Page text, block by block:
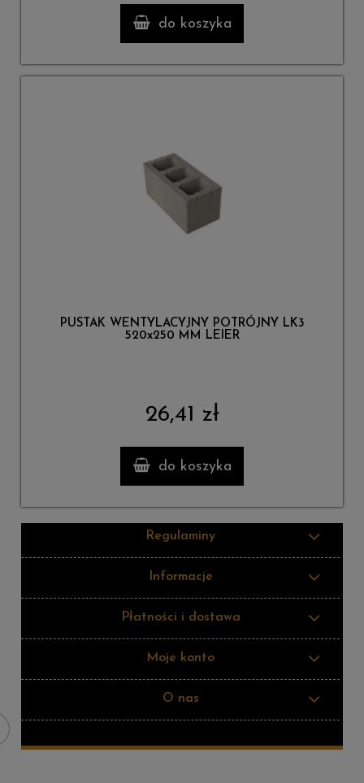
do koszyka
PUSTAK WENTYLACYJNY POTRÓJNY LK3
520x250 MM LEIER
26,41 zł
do koszyka
Regulaminy
Informacje
Płatności i dostawa
Moje konto
O nas